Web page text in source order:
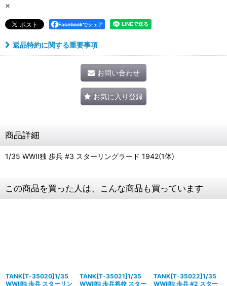
×
Facebookでシェア
返品特約に関する重要事項
お問い合わせ
お気に入り登録
商品詳細
1/35 WWII独 歩兵 #3 スターリングラード 1942(1体)
この商品を買った人は、こんな商品も買っています
TANK[T-35020]1/35
WWII独 歩兵 スターリン
TANK[T-35021]1/35
WWII独 歩兵将校 スター
TANK[T-35022]1/35
WWII独 歩兵 #2 スター